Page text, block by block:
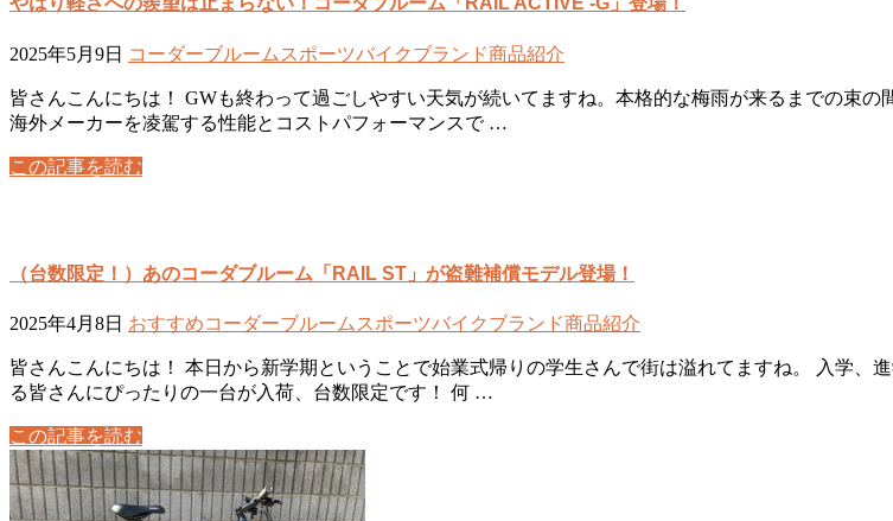
2025年5月9日 コーダーブルーム スポーツバイク ブランド商品紹介
皆さんこんにちは！ GWも終わって過ごしやすい天気が続いてますね。本格的な梅雨が来るまでの束
海外メーカーを凌駕する性能とコストパフォーマンスで …
この記事を読む
（台数限定！）あのコーダブルーム「RAIL ST」が盗難補償モデル登場！
2025年4月8日 おすすめコーダーブルーム スポーツバイク ブランド商品紹介
皆さんこんにちは！ 本日から新学期ということで始業式帰りの学生さんで街は溢れてますね。 入学
る皆さんにぴったりの一台が入荷、台数限定です！ 何 …
この記事を読む